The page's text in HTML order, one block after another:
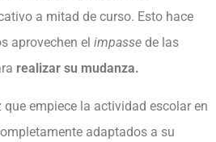
a mitad de curso. Esto hace
aprovechen el impasse de las
realizar su mudanza.
que empiece la actividad escolar en
adaptados a su